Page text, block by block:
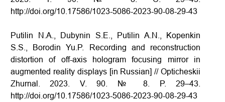
http://doi.org/10.17586/1023-5086-2023-90-08-29-43
Putilin N.A., Dubynin S.E., Putilin A.N., Kopenkin
S.S., Borodin Yu.P. Recording and reconstruction
distortion of off-axis hologram focusing mirror in
augmented reality displays [in Russian] // Opticheskii
Zhurnal. 2023. V. 90. № 8. P. 29–43.
http://doi.org/10.17586/1023-5086-2023-90-08-29-43